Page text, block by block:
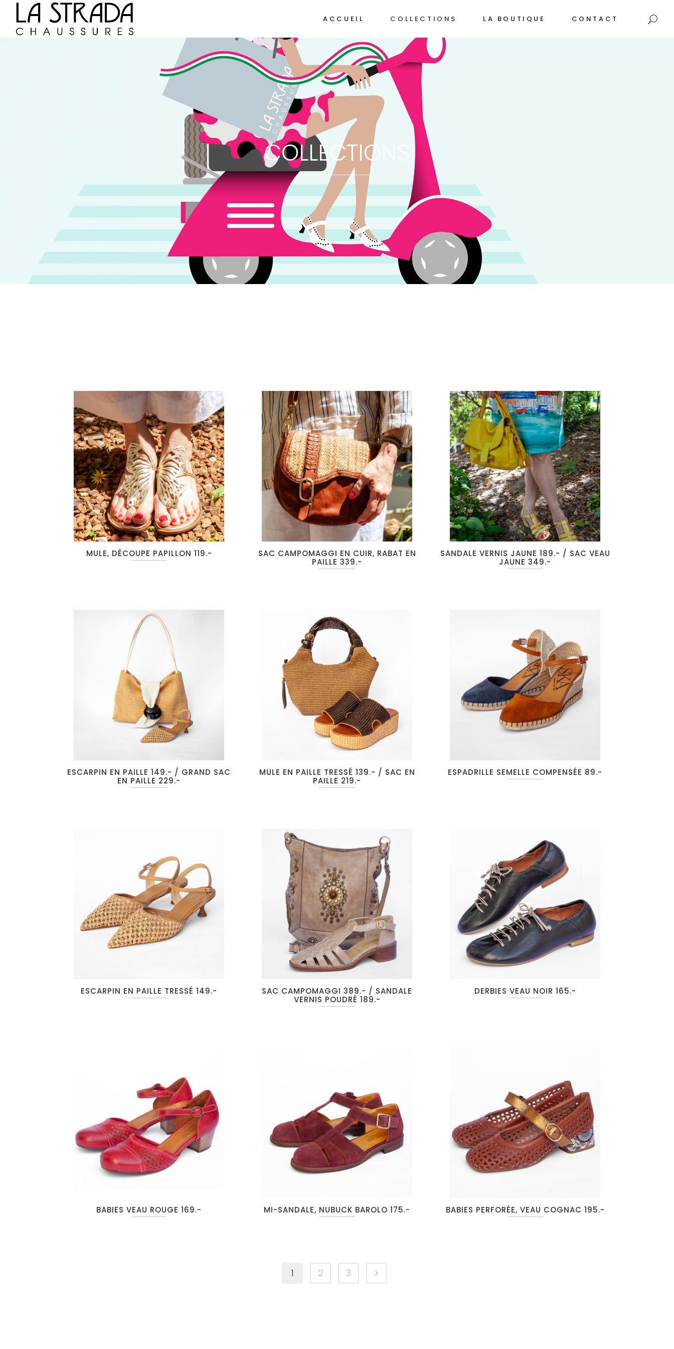
ACCUEIL COLLECTIONS LA BOUTIQUE CONTACT
COLLECTIONS
MULE, DÉCOUPE PAPILLON 119.-
SAC CAMPOMAGGI EN CUIR, RABAT EN
PAILLE 339.-
SANDALE VERNIS JAUNE 189.- / SAC VEAU
JAUNE 349.-
ESCARPIN EN PAILLE 149.- / GRAND SAC
EN PAILLE 229.-
MULE EN PAILLE TRESSÉ 139.- / SAC EN
PAILLE 219.-
ESPADRILLE SEMELLE COMPENSÉE 89.-
ESCARPIN EN PAILLE TRESSÉ 149.-
SAC CAMPOMAGGI 389.- / SANDALE
VERNIS POUDRÉ 189.-
DERBIES VEAU NOIR 165.-
BABIES VEAU ROUGE 169.- MI-SANDALE, NUBUCK BAROLO 175.- BABIES PERFORÉE, VEAU COGNAC 195.-
1 2 3